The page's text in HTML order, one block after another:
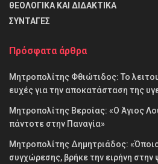
θΕΟΛΟΓΙΚΑ ΚΑΙ ΔΙΔΑΚΤΙΚΑ
ΣΥΝΤΑΓΕΣ
Πρόσφατα άρθρα
Μητροπολίτης Φθιώτιδος: Το
ευχές για την αποκατάσταση της
Μητροπολίτης Βεροίας: «Ο Άγιος
πάντοτε στην Παναγία»
Μητροπολίτης Δημητριάδος:
συγχώρεσης, βρήκε την ειρήνη στην